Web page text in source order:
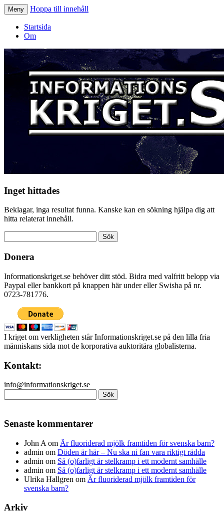
Informationskriget.se
Meny Hoppa till innehåll
Startsida
Om
Inget hittades
Beklagar, inga resultat funna. Kanske kan en sökning hjälpa dig att
hitta relaterat innehåll.
efter:
Donera
Informationskriget.se behöver ditt stöd. Bidra med valfritt belopp via
Paypal eller bankkort på knappen här under eller Swisha på nr.
0723-781776.
I kriget om verkligheten står Informationskriget.se på den lilla fria
människans sida mot de korporativa auktoritära globalisterna.
Kontakt:
info@informationskriget.se
efter:
Senaste kommentarer
John A om Är fluoriderad mjölk framtiden för svenska barn?
admin om Döden är här – Nu ska ni fan vara riktigt rädda
admin om Så (o)farligt är stelkramp i ett modernt samhälle
admin om Så (o)farligt är stelkramp i ett modernt samhälle
Ulrika Hallgren om Är fluoriderad mjölk framtiden för
svenska barn?
Arkiv